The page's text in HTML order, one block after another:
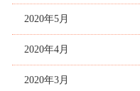
2020年5月
2020年4月
2020年3月